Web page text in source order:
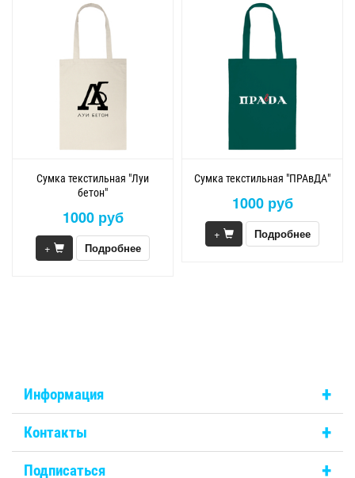
Сумка текстильная "Луи
бетон"
1000 руб
+ Подробнее
Сумка текстильная "ПРАвДА"
1000 руб
+ Подробнее
Информация +
Контакты +
Подписаться +